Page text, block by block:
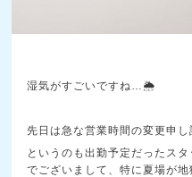
湿気がすごいですね…🌦️
先日は急な営業時間の変更申
というのも出勤予定だったス
でございまして、特に夏場が